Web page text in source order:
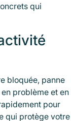
qui
bloquée, panne
problème et en
pour
qui protège votre